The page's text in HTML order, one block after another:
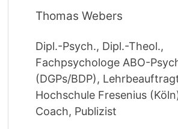
Thomas Webers
Dipl.-Psych., Dipl.-Theol.,
Fachpsychologe ABO-
(DGPs/BDP),
Hochschule Fresenius
Coach, Publizist